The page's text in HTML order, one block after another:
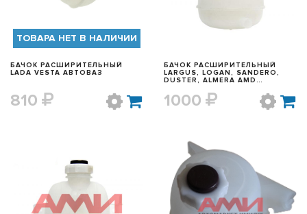
ТОВАРА НЕТ В НАЛИЧИИ
БАЧОК РАСШИРИТЕЛЬНЫЙ
LADA VESTA АВТОВАЗ
810
БАЧОК РАСШИРИТЕЛЬНЫЙ
LARGUS, LOGAN, SANDERO,
DUSTER, ALMERA AMD
1000
БЫСТРЫЙ ПРОСМОТР БЫСТРЫЙ ПРОСМОТР